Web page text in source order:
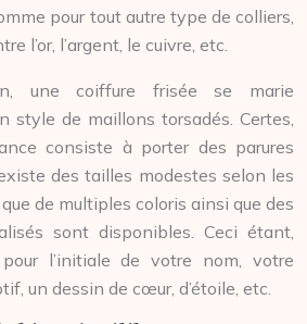
pour tout autre type de colliers,
l’or, l’argent, le cuivre, etc.
une coiffure frisée se marie
style de maillons torsadés. Certes,
consiste à porter des parures
des tailles modestes selon les
de multiples coloris ainsi que des
sont disponibles. Ceci étant,
l’initiale de votre nom, votre
un dessin de cœur, d’étoile, etc.